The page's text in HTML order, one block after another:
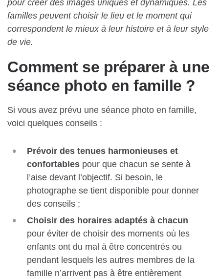
pour créer des images uniques et dynamiques. Les
familles peuvent choisir le lieu et le moment qui
correspondent le mieux à leur histoire et à leur style
de vie.
Comment se préparer à une
séance photo en famille ?
Si vous avez prévu une séance photo en famille,
voici quelques conseils :
Prévoir des tenues harmonieuses et
confortables pour que chacun se sente à
l’aise devant l’objectif. Si besoin, le
photographe se tient disponible pour donner
des conseils ;
Choisir des horaires adaptés à chacun
pour éviter de choisir des moments où les
enfants ont du mal à être concentrés ou
pendant lesquels les autres membres de la
famille n’arrivent pas à être entièrement